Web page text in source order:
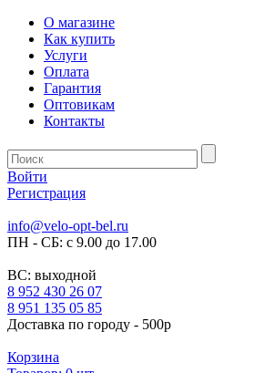
О магазине
Как купить
Услуги
Оплата
Гарантия
Оптовикам
Контакты
Войти
Регистрация
info@velo-opt-bel.ru
ПН - СБ: с 9.00 до 17.00
ВС: выходной
8 952 430 26 07
8 951 135 05 85
Доставка по городу - 500р
Корзина